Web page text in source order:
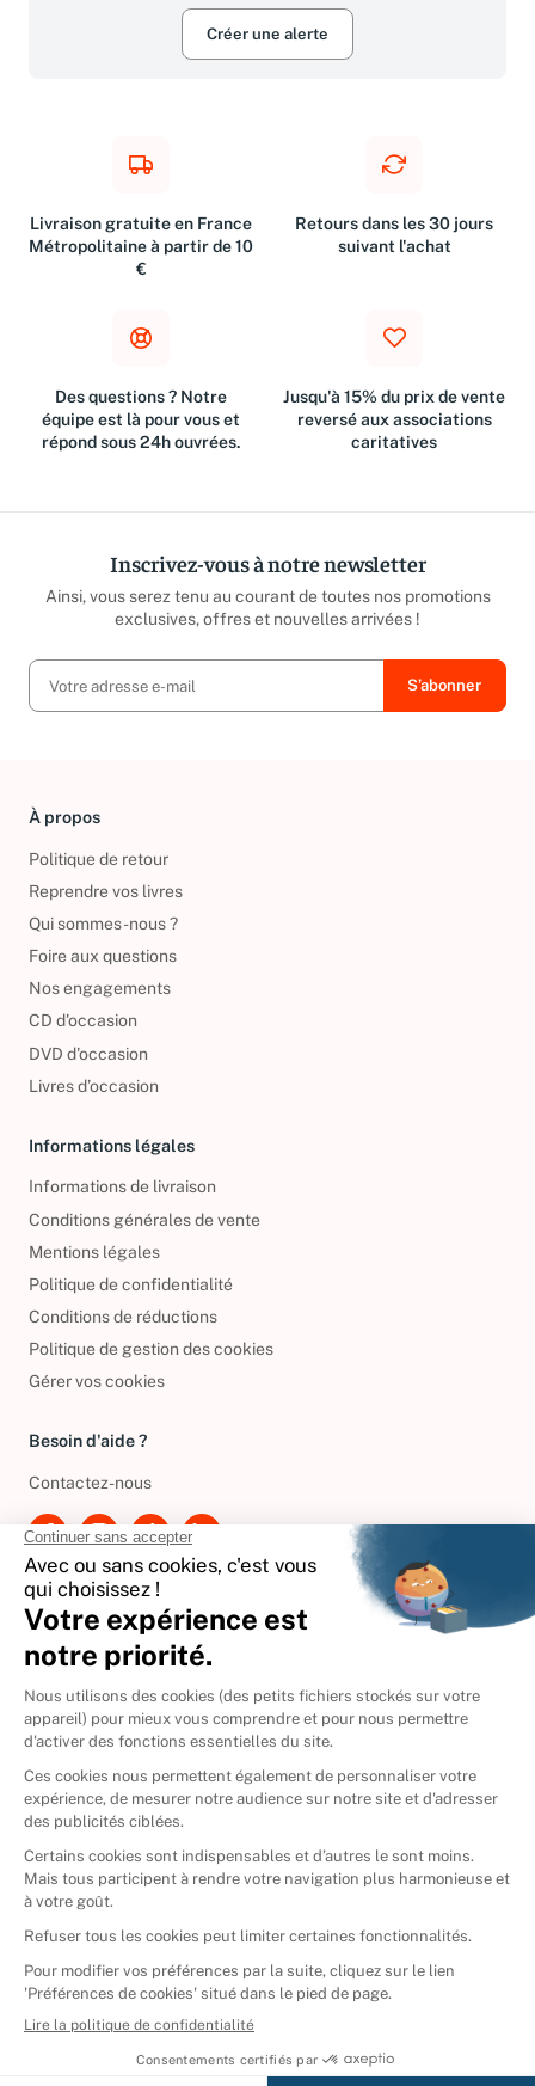
Créer une alerte
Livraison gratuite en France
Métropolitaine à partir de 10
€
Retours dans les 30 jours
suivant l'achat
Des questions ? Notre
équipe est là pour vous et
répond sous 24h ouvrées.
Jusqu'à 15% du prix de vente
reversé aux associations
caritatives
Inscrivez-vous à notre newsletter
Ainsi, vous serez tenu au courant de toutes nos promotions
exclusives, offres et nouvelles arrivées !
À propos
Politique de retour
Reprendre vos livres
Qui sommes-nous ?
Foire aux questions
Nos engagements
CD d'occasion
DVD d'occasion
Livres d’occasion
Informations légales
Informations de livraison
Conditions générales de vente
Mentions légales
Politique de confidentialité
Conditions de réductions
Politique de gestion des cookies
Gérer vos cookies
Besoin d'aide ?
Contactez-nous
International
🇪🇸 Espagne
🇩🇪Allemagne
🇮🇹 Italie